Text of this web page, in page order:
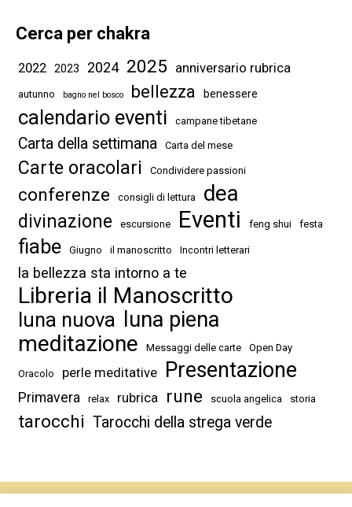
Cerca per chakra
2022 2023 2024 2025 anniversario rubrica
autunno bagno nel bosco bellezza benessere
calendario eventi campane tibetane
Carta della settimana Carta del mese
Carte oracolari Condividere passioni
conferenze consigli di lettura dea
divinazione escursione Eventi feng shui festa
fiabe Giugno il manoscritto Incontri letterari
la bellezza sta intorno a te
Libreria il Manoscritto
luna nuova luna piena
meditazione Messaggi delle carte Open Day
Oracolo perle meditative Presentazione
Primavera relax rubrica rune scuola angelica storia
tarocchi Tarocchi della strega verde